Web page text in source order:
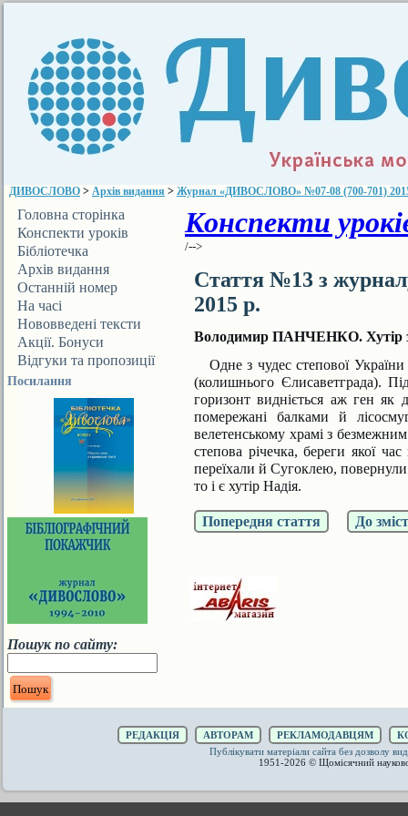
ДИВОСЛОВО > Архів видання > Журнал «ДИВОСЛОВО» №07-08 (700-701)
Головна сторінка
Конспекти уроків
Бібліотечка
ДИВОСЛОВА
Архів видання
Останній номер
На часі
Нововведені тексти
Акції. Бонуси
Відгуки та пропозиції
Посилання
Пошук по сайту:
Конспекти
/-->
Стаття №13 з
2015 р.
Володимир ПАНЧЕНКО. Хутір
Одне з чудес степової України
(колишнього Єлисаветграда).
горизонт видніється аж ген як
помережані балками й
велетенському храмі з
степова річечка, береги якої
переїхали й Сугоклею, повернули
то і є хутір Надія.
Попередня стаття До
РЕДАКЦІЯ АВТОРАМ РЕКЛАМОДАВЦЯМ
Публікувати матеріали сайта без дозволу
1951-2026 © Щомісячний